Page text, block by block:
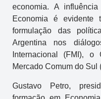
economia. A
Economia é evidente
formulação das
Argentina nos
Internacional (FMI),
Mercado Comum do Sul
Gustavo Petro,